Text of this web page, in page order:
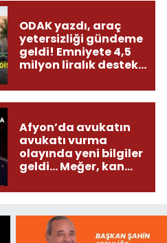
ODAK yazdı, araç
yetersizliği gündeme
geldi! Emniyete 4,5
milyon liralık destek
Afyon’da avukatın
avukatı vurma
olayında yeni bilgiler
geldi... Meğer, kan
olmuş...